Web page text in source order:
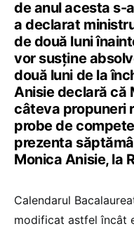
de anul acesta s-
a declarat
de două luni
vor susține
două luni de la
Anisie declară că
câteva propuneri
probe de
prezenta
Monica Anisie, la
Calendarul
modificat astfel încât